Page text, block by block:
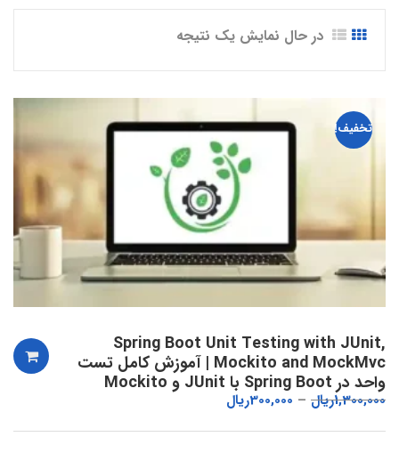
در حال نمایش یک نتیجه
تخفیف!
Spring Boot Unit Testing with JUnit,
Mockito and MockMvc | آموزش کامل تست
واحد در Spring Boot با JUnit و Mockito
1,300,000ریال 300,000ریال